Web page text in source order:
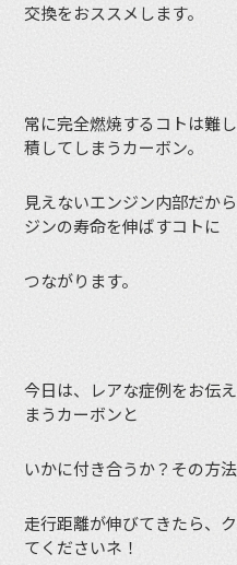
交換をおススメします。
常に完全燃焼するコトは難
積してしまうカーボン。
見えないエンジン内部だか
ジンの寿命を伸ばすコトに
つながります。
今日は、レアな症例をお伝
まうカーボンと
いかに付き合うか？その方
走行距離が伸びてきたら、
てくださいネ！